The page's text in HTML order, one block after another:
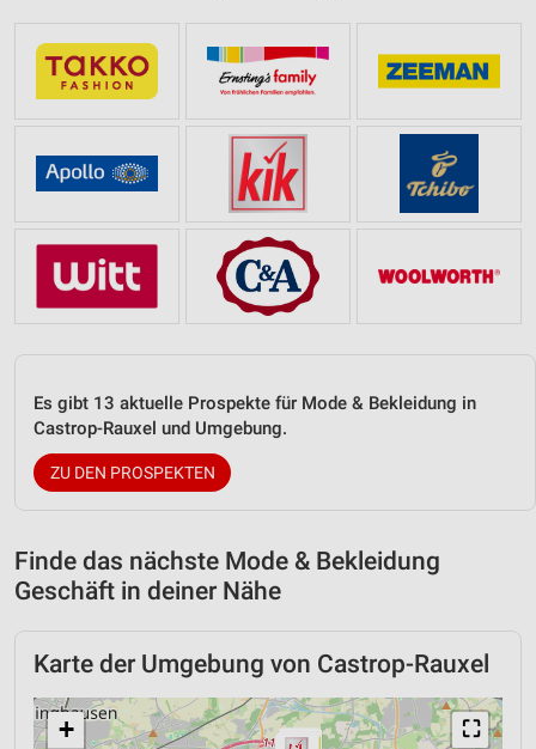
Es gibt 13 aktuelle Prospekte für Mode & Bekleidung in
Castrop-Rauxel und Umgebung.
ZU DEN PROSPEKTEN
Finde das nächste Mode & Bekleidung
Geschäft in deiner Nähe
Karte der Umgebung von Castrop-Rauxel
⛶
+